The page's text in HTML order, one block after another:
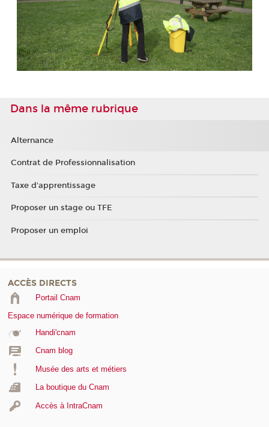
Dans la même rubrique
Alternance
Contrat de Professionnalisation
Taxe d'apprentissage
Proposer un stage ou TFE
Proposer un emploi
ACCÈS DIRECTS
Portail Cnam
Espace numérique de formation
Handi'cnam
Cnam blog
Musée des arts et métiers
La boutique du Cnam
Accès à IntraCnam